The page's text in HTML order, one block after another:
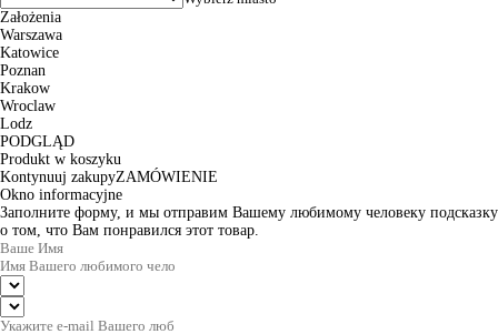
Założenia
Warszawa
Katowice
Poznan
Krakow
Wroclaw
Lodz
PODGLĄD
Produkt w koszyku
Kontynuuj zakupyZAMÓWIENIE
Okno informacyjne
Заполните форму, и мы отправим Вашему любимому человеку подсказку
о том, что Вам понравился этот товар.